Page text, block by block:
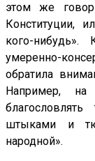
этом же
Конституции,
кого-
умеренно-
обратила
Например,
штыками и
народной».